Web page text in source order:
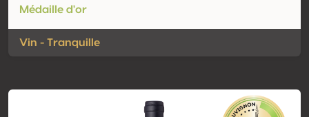
Médaille d'or
Vin - Tranquille